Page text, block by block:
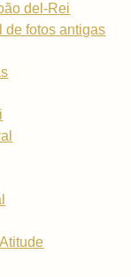
del-Rei
de fotos antigas